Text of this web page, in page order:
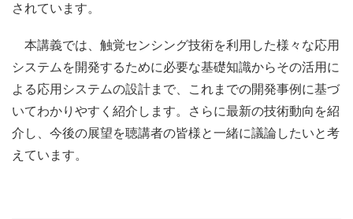
されています。
本講義では、触覚センシング技術を利用した様々な応用
システムを開発するために必要な基礎知識からその活用に
よる応用システムの設計まで、これまでの開発事例に基づ
いてわかりやすく紹介します。さらに最新の技術動向を紹
介し、今後の展望を聴講者の皆様と一緒に議論したいと考
えています。